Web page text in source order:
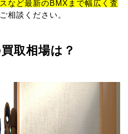
など最新のBMXまで幅広く査
相談ください。
取相場は？